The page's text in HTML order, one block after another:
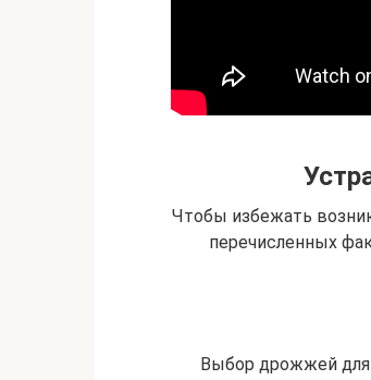
Чтобы избежать
перечисленных
Выбор дрожжей для